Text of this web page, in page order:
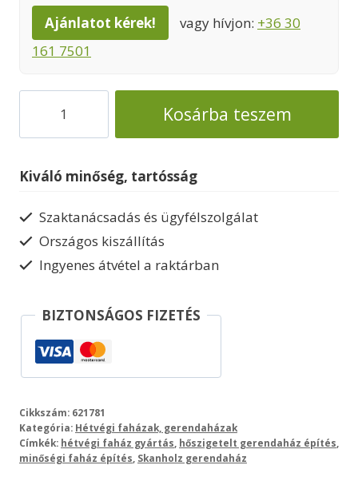
Ajánlatot kérek! vagy hívjon: +36 30
161 7501
hőszigetelt
hétvégi
Toronto4
mennyiség
Kosárba teszem
Kiváló minőség, tartósság
Szaktanácsadás és ügyfélszolgálat
Országos kiszállítás
Ingyenes átvétel a raktárban
BIZTONSÁGOS FIZETÉS
Cikkszám: 621781
Kategória: Hétvégi faházak, gerendaházak
Címkék: hétvégi faház gyártás hőszigetelt gerendaház építés
minőségi faház építés Skanholz gerendaház